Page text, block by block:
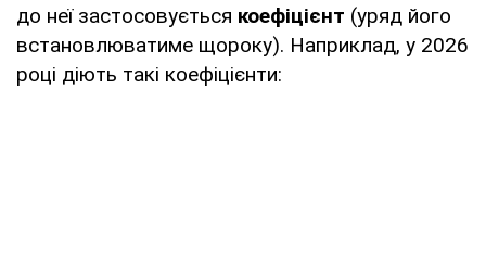
до неї застосовується коефіцієнт (уряд його
встановлюватиме щороку). Наприклад, у 2026
році діють такі коефіцієнти: